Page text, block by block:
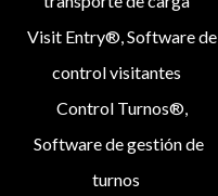
Visit Entry®, Software de
control visitantes
Control Turnos®,
Software de gestión de
turnos